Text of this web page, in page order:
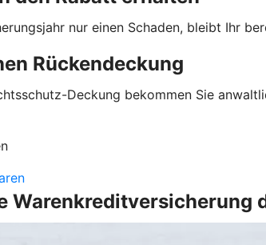
nur einen Schaden, bleibt Ihr
Rückendeckung
Deckung bekommen Sie
Warenkreditversicherung